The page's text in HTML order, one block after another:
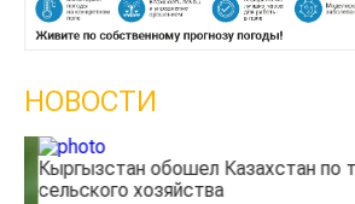
НОВОСТИ
Кыргызстан обошел Казахстан по
сельского хозяйства